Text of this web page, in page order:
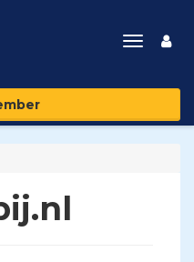
Toggle